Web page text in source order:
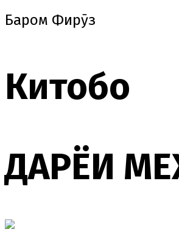
Баҳром Фирӯз
Китобҳо
ДАРЁИ